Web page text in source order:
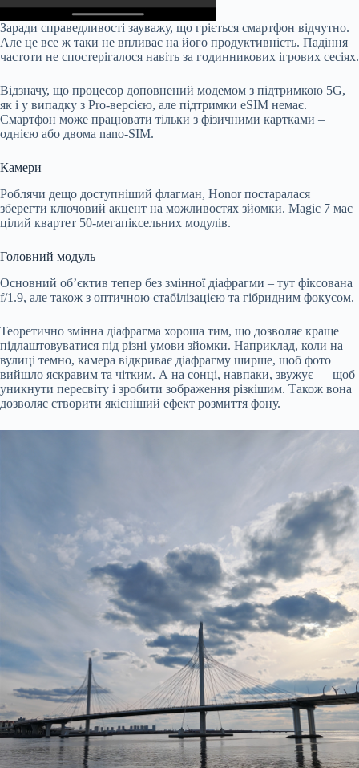
Заради справедливості зауважу, що гріється смартфон відчутно.
Але це все ж таки не впливає на його продуктивність. Падіння
частоти не спостерігалося навіть за годинникових ігрових сесіях.
Відзначу, що процесор доповнений модемом з підтримкою 5G,
як і у випадку з Pro-версією, але підтримки eSIM немає.
Смартфон може працювати тільки з фізичними картками –
однією або двома nano-SIM.
Камери
Роблячи дещо доступніший флагман, Honor постаралася
зберегти ключовий акцент на можливостях зйомки. Magic 7 має
цілий квартет 50-мегапіксельних модулів.
Головний модуль
Основний об’єктив тепер без змінної діафрагми – тут фіксована
f/1.9, але також з оптичною стабілізацією та гібридним фокусом.
Теоретично змінна діафрагма хороша тим, що дозволяє краще
підлаштовуватися під різні умови зйомки. Наприклад, коли на
вулиці темно, камера відкриває діафрагму ширше, щоб фото
вийшло яскравим та чітким. А на сонці, навпаки, звужує — щоб
уникнути пересвіту і зробити зображення різкішим. Також вона
дозволяє створити якісніший ефект розмиття фону.